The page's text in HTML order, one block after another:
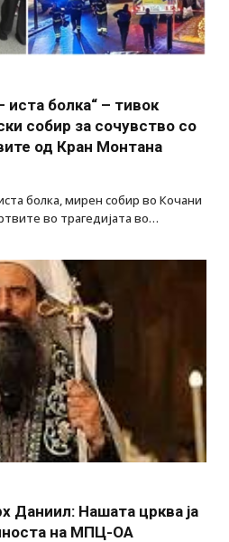
иста болка“ – тивок
собир за сочувство со
од Кран Монтана
болка, мирен собир во Кочани
во трагедијата во…
Даниил: Нашата црква ја
на МПЦ-ОА